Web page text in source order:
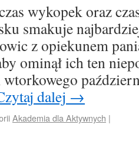
wykopek oraz
smakuje
z opiekunem
ominął ich ten
dalej →
Akademia dla Aktywnych |